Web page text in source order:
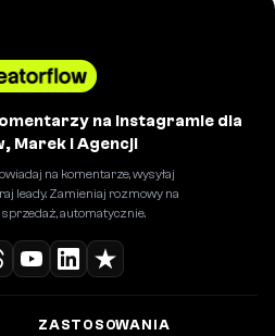
na Instagramie dla
Marek i Agencji
na komentarze, wysyłaj
leady. Zamieniaj rozmowy na
automatycznie.
ZASTOSOWANIA